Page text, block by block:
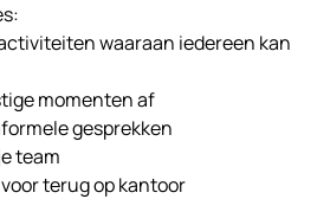
waaraan iedereen kan
momenten af
gesprekken
team
terug op kantoor